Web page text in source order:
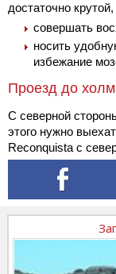
достаточно
совершать
носить
избежание
Проезд до
С северной
этого нужно
Reconquista с